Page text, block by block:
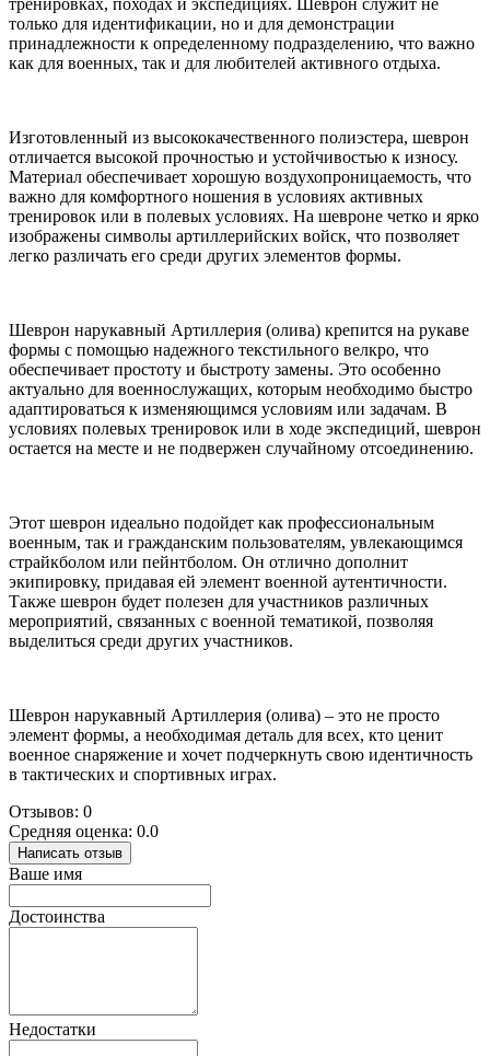
только для идентификации, но и для демонстрации
принадлежности к определенному подразделению, что важно
как для военных, так и для любителей активного отдыха.
Изготовленный из высококачественного полиэстера, шеврон
отличается высокой прочностью и устойчивостью к износу.
Материал обеспечивает хорошую воздухопроницаемость, что
важно для комфортного ношения в условиях активных
тренировок или в полевых условиях. На шевроне четко и ярко
изображены символы артиллерийских войск, что позволяет
легко различать его среди других элементов формы.
Шеврон нарукавный Артиллерия (олива) крепится на рукаве
формы с помощью надежного текстильного велкро, что
обеспечивает простоту и быстроту замены. Это особенно
актуально для военнослужащих, которым необходимо быстро
адаптироваться к изменяющимся условиям или задачам. В
условиях полевых тренировок или в ходе экспедиций, шеврон
остается на месте и не подвержен случайному отсоединению.
Этот шеврон идеально подойдет как профессиональным
военным, так и гражданским пользователям, увлекающимся
страйкболом или пейнтболом. Он отлично дополнит
экипировку, придавая ей элемент военной аутентичности.
Также шеврон будет полезен для участников различных
мероприятий, связанных с военной тематикой, позволяя
выделиться среди других участников.
Шеврон нарукавный Артиллерия (олива) – это не просто
элемент формы, а необходимая деталь для всех, кто ценит
военное снаряжение и хочет подчеркнуть свою идентичность
в тактических и спортивных играх.
Отзывов: 0
Средняя оценка: 0.0
Написать отзыв
Ваше имя
Достоинства
Недостатки